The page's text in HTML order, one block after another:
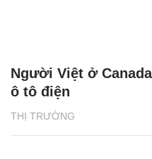
THỊ TRƯỜNG
Người Việt ở
ô tô điện